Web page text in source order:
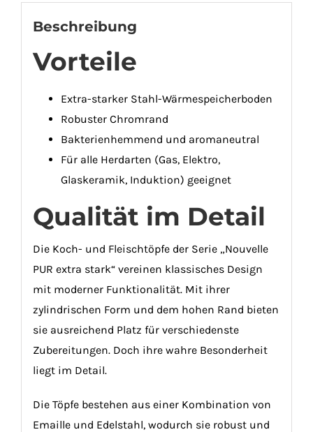
Beschreibung
Vorteile
Extra-starker Stahl-Wärmespeicherboden
Robuster Chromrand
Bakterienhemmend und aromaneutral
Für alle Herdarten (Gas, Elektro,
Glaskeramik, Induktion) geeignet
Qualität im Detail
Die Koch- und Fleischtöpfe der Serie „Nouvelle
PUR extra stark“ vereinen klassisches Design
mit moderner Funktionalität. Mit ihrer
zylindrischen Form und dem hohen Rand bieten
sie ausreichend Platz für verschiedenste
Zubereitungen. Doch ihre wahre Besonderheit
liegt im Detail.
Die Töpfe bestehen aus einer Kombination von
Emaille und Edelstahl, wodurch sie robust und